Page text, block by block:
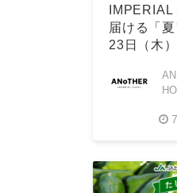
届ける「
23日（木